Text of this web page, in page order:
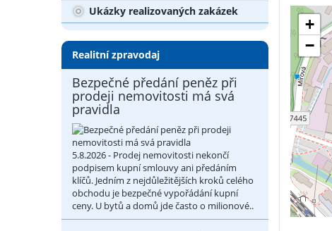
Ukázky realizovaných zakázek
Realitní zpravodaj
Bezpečné předání peněz při
prodeji nemovitosti má svá
pravidla
5.8.2026 - Prodej nemovitosti nekončí
podpisem kupní smlouvy ani předáním
klíčů. Jedním z nejdůležitějších kroků celého
obchodu je bezpečné vypořádání kupní
ceny. U bytů a domů jde často o milionové..
+
−